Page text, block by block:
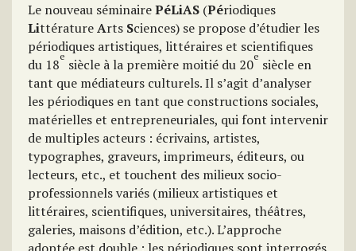
Le nouveau séminairePéLiAS (Périodiques
LittératureArts Sciences) se propose d’étudier les
périodiques artistiques, littéraires et scientifiques
du 18e siècle à la première moitié du 20e siècle en
tant que médiateurs culturels. Il s’agit d’analyser
les périodiques en tant que constructions sociales,
matérielles et entrepreneuriales, qui font intervenir
de multiples acteurs : écrivains, artistes,
typographes, graveurs, imprimeurs, éditeurs, ou
lecteurs, etc., et touchent des milieux socio-
professionnels variés (milieux artistiques et
littéraires, scientifiques, universitaires, théâtres,
galeries, maisons d’édition, etc.). L’approche